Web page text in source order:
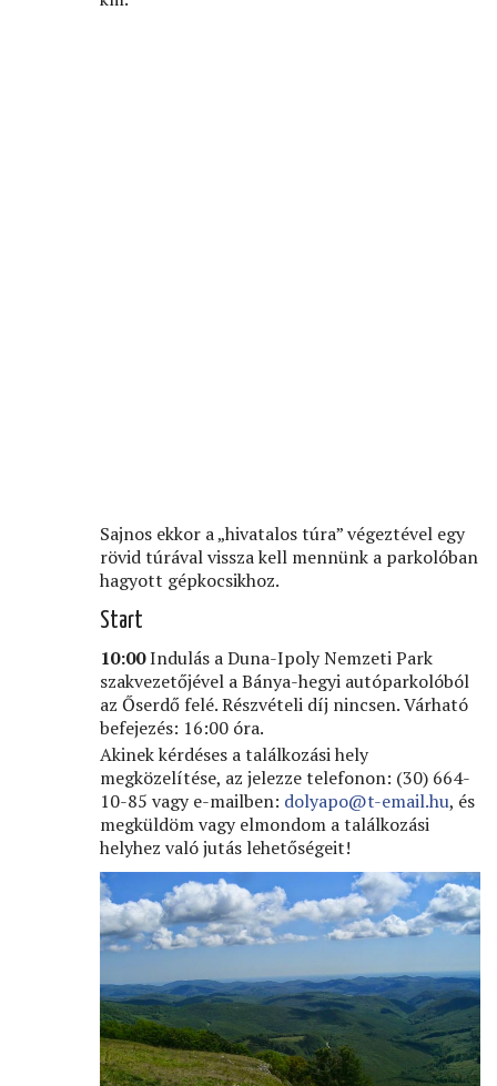
Sajnos ekkor a „hivatalos túra” végeztével egy
rövid túrával vissza kell mennünk a parkolóban
hagyott gépkocsikhoz.
Start
10:00Indulás a Duna-Ipoly Nemzeti Park
szakvezetőjével a Bánya-hegyi autóparkolóból
az Őserdő felé. Részvételi díj nincsen. Várható
befejezés: 16:00 óra.
Akinek kérdéses a találkozási hely
megközelítése, az jelezze telefonon: (30) 664-
10-85 vagy e-mailben: dolyapo@t-email.hu, és
megküldöm vagy elmondom a találkozási
helyhez való jutás lehetőségeit!